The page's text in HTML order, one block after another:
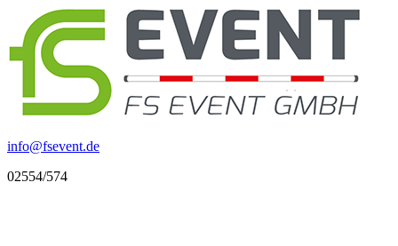
info@fsevent.de
02554/574